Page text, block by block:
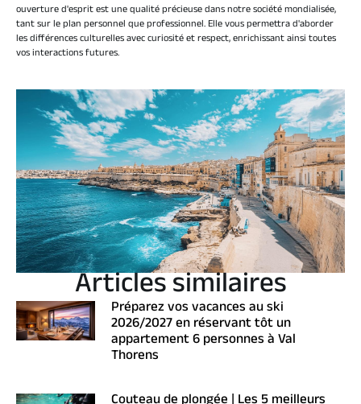
ouverture d'esprit est une qualité précieuse dans notre société mondialisée,
tant sur le plan personnel que professionnel. Elle vous permettra d'aborder
les différences culturelles avec curiosité et respect, enrichissant ainsi toutes
vos interactions futures.
Articles similaires
Préparez vos vacances au ski
2026/2027 en réservant tôt un
appartement 6 personnes à Val
Thorens